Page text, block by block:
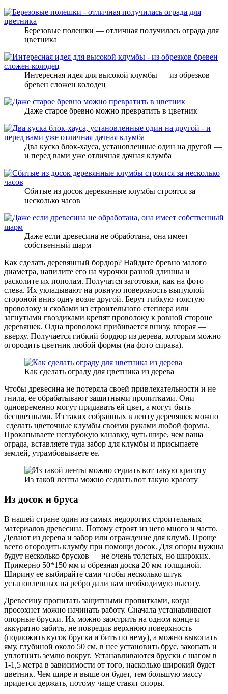
Березовые полешки — отличная получилась ограда для
цветника
Интересная идея для высокой клумбы — из обрезков
бревен сложен колодец
Даже старое бревно можно превратить в цветник
Два куска блок-хауса, установленные один на другой —
и перед вами уже отличная дачная клумба
Сбитые из досок деревянные клумбы строятся за
несколько часов
Даже если древесина не обработана, она имеет
собственный шарм
Как сделать деревянный бордюр? Найдите бревно малого
диаметра, напилите его на чурочки разной длинны и
расколите их пополам. Получатся заготовки, как на фото
слева. Их укладывают на ровную поверхность выпуклой
стороной вниз одну возле другой. Берут гибкую толстую
проволоку и скобами из строительного степлера или
загнутыми гвоздиками крепят проволоку к ровной стороне
деревяшек. Одна проволока прибивается внизу, вторая —
вверху. Получается гибкий бордюр из дерева, которым можно
огородить цветник любой формы (на фото справа).
Как сделать ограду для цветника из дерева
Чтобы древесина не потеряла своей привлекательности и не
гнила, ее обрабатывают защитными пропитками. Они
одновременно могут придавать ей цвет, а могут быть
бесцветными. Из таких собранных в ленту деревяшек можно
сделать цветочные клумбы своими руками любой формы.
Прокапываете неглубокую канавку, чуть шире, чем ваша
ограда, вставляете туда забор для клумбы и присыпаете
землей, утрамбовываете ее.
Из такой ленты можно седлать вот такую красоту
Из досок и бруса
В нашей стране один из самых недорогих строительных
материалов древесина. Потому строят из него много и часто.
Делают из дерева и забор или ограждение для клумб. Проще
всего огородить клумбу при помощи досок. Для опоры нужны
будут несколько брусков — не очень толстых, но широких.
Примерно 50*150 мм и обрезная доска 20 мм толщиной.
Ширину ее выбирайте сами чтобы несколько штук
установленных на ребро дали вам необходимую высоту.
Древесину пропитать защитными пропитками, когда
просохнет можно начинать работу. Сначала устанавливают
опорные бруски. Их можно заострить на одном конце и
аккуратно забить, не повредив верхнюю поверхность
(подложить кусок бруска и бить по нему), а можно выкопать
яму, глубиной около 50 см, в нее установить брус, закопать и
уплотнить землю вокруг. Устанавливаются бруски с шагом в
1-1,5 метра в зависимости от того, насколько широкий будет
цветник. Чем шире и выше он будет, тем большую массу
придется держать, потому чаще ставят опоры.